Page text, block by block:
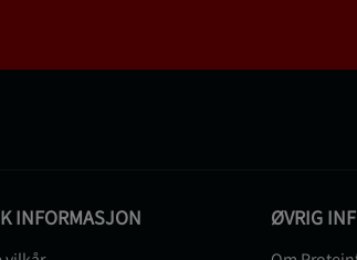
INFORMASJON ØVRIG